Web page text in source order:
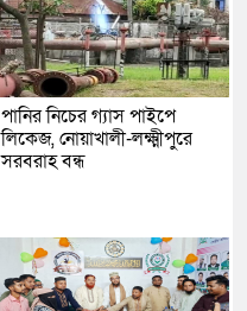
পানির নিচের গ্যাস পাইপে
লিকেজ, নোয়াখালী-লক্ষ্মীপুরে
সরবরাহ বন্ধ